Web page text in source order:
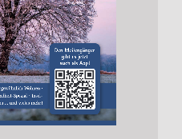
Wohnen ·
Spezial  ·  Insel-
... und vieles mehr!
Den Meilengänger
gibt es jetzt
auch als App!